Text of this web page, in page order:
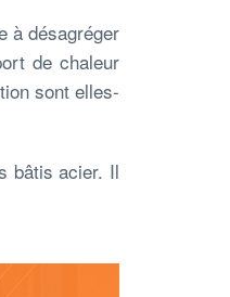
à désagréger
de chaleur
sont elles-
bâtis acier. Il